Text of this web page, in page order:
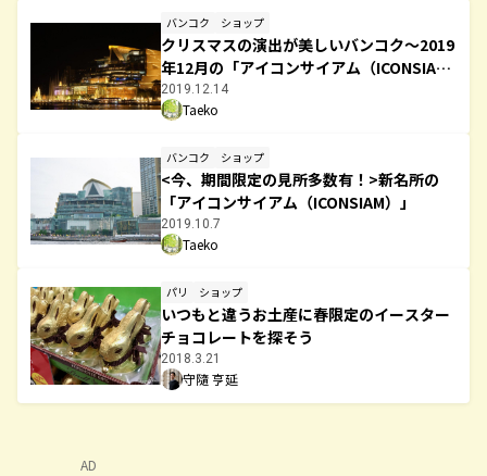
バンコク ショップ
クリスマスの演出が美しいバンコク～2019
年12月の「アイコンサイアム（ICONSIA
M）」の様子
2019.12.14
Taeko
バンコク ショップ
<今、期間限定の見所多数有！>新名所の
「アイコンサイアム（ICONSIAM）」
2019.10.7
Taeko
パリ ショップ
いつもと違うお土産に春限定のイースター
チョコレートを探そう
2018.3.21
守隨 亨延
AD